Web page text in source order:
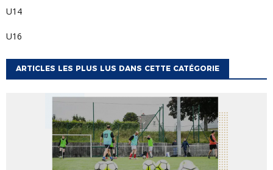
U14
U16
ARTICLES LES PLUS LUS DANS CETTE CATÉGORIE